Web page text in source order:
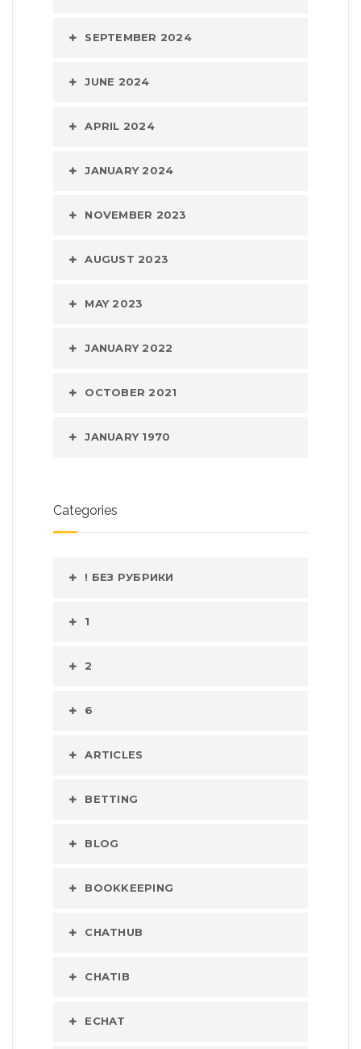
SEPTEMBER 2024
JUNE 2024
APRIL 2024
JANUARY 2024
NOVEMBER 2023
AUGUST 2023
MAY 2023
JANUARY 2022
OCTOBER 2021
JANUARY 1970
Categories
! БЕЗ РУБРИКИ
1
2
6
ARTICLES
BETTING
BLOG
BOOKKEEPING
CHATHUB
CHATIB
ECHAT